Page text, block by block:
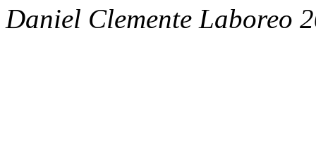
Daniel Clemente Laboreo